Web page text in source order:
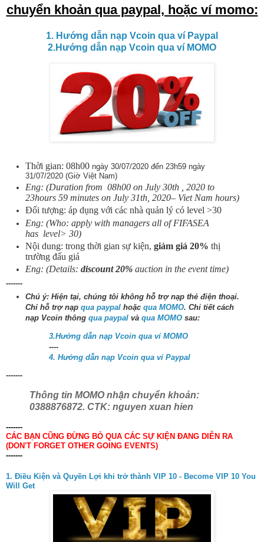
chuyển khoản qua paypal, hoặc ví momo:
1. Hướng dẫn nạp Vcoin qua ví Paypal
2.Hướng dẫn nạp Vcoin qua ví MOMO
Thời gian: 08h00ngày 30/07/2020 đến 23h59 ngày
31/07/2020 (Giờ Việt Nam)
Eng: (Duration from 08h00 on July 30th , 2020 to
23hours 59 minutes on July 31th, 2020– Viet Nam hours)
Đối tượng: áp dụng với các nhà quản lý có level >30
Eng: (Who: apply with managers all of FIFASEA
has level> 30)
Nội dung: trong thời gian sự kiện, giảm giá 20% thị
trường đấu giá
Eng: (Details: discount 20% auction in the event time)
-------
Chú ý: Hiện tại, chúng tôi không hỗ trợ nạp thẻ điện thoại.
Chỉ hỗ trợ nạp qua paypal hoặc qua MOMO. Chi tiết cách
nạp Vcoin thông qua paypalvà qua MOMOsau:
3.Hướng dẫn nạp Vcoin qua ví MOMO
----
4. Hướng dẫn nạp Vcoin qua ví Paypal
-------
Thông tin MOMO nhận chuyển khoản:
0388876872. CTK: nguyen xuan hien
-------
CÁC BẠN CŨNG ĐỪNG BỎ QUA CÁC SỰ KIỆN ĐANG DIỄN RA
(DON'T FORGET OTHER GOING EVENTS)
-------
1. Điều Kiện và Quyền Lợi khi trở thành VIP 10 - Become VIP 10 You
Will Get